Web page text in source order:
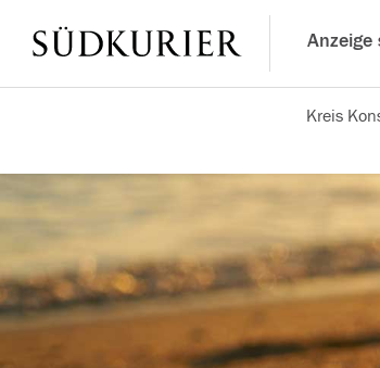
Anzeige
Kreis